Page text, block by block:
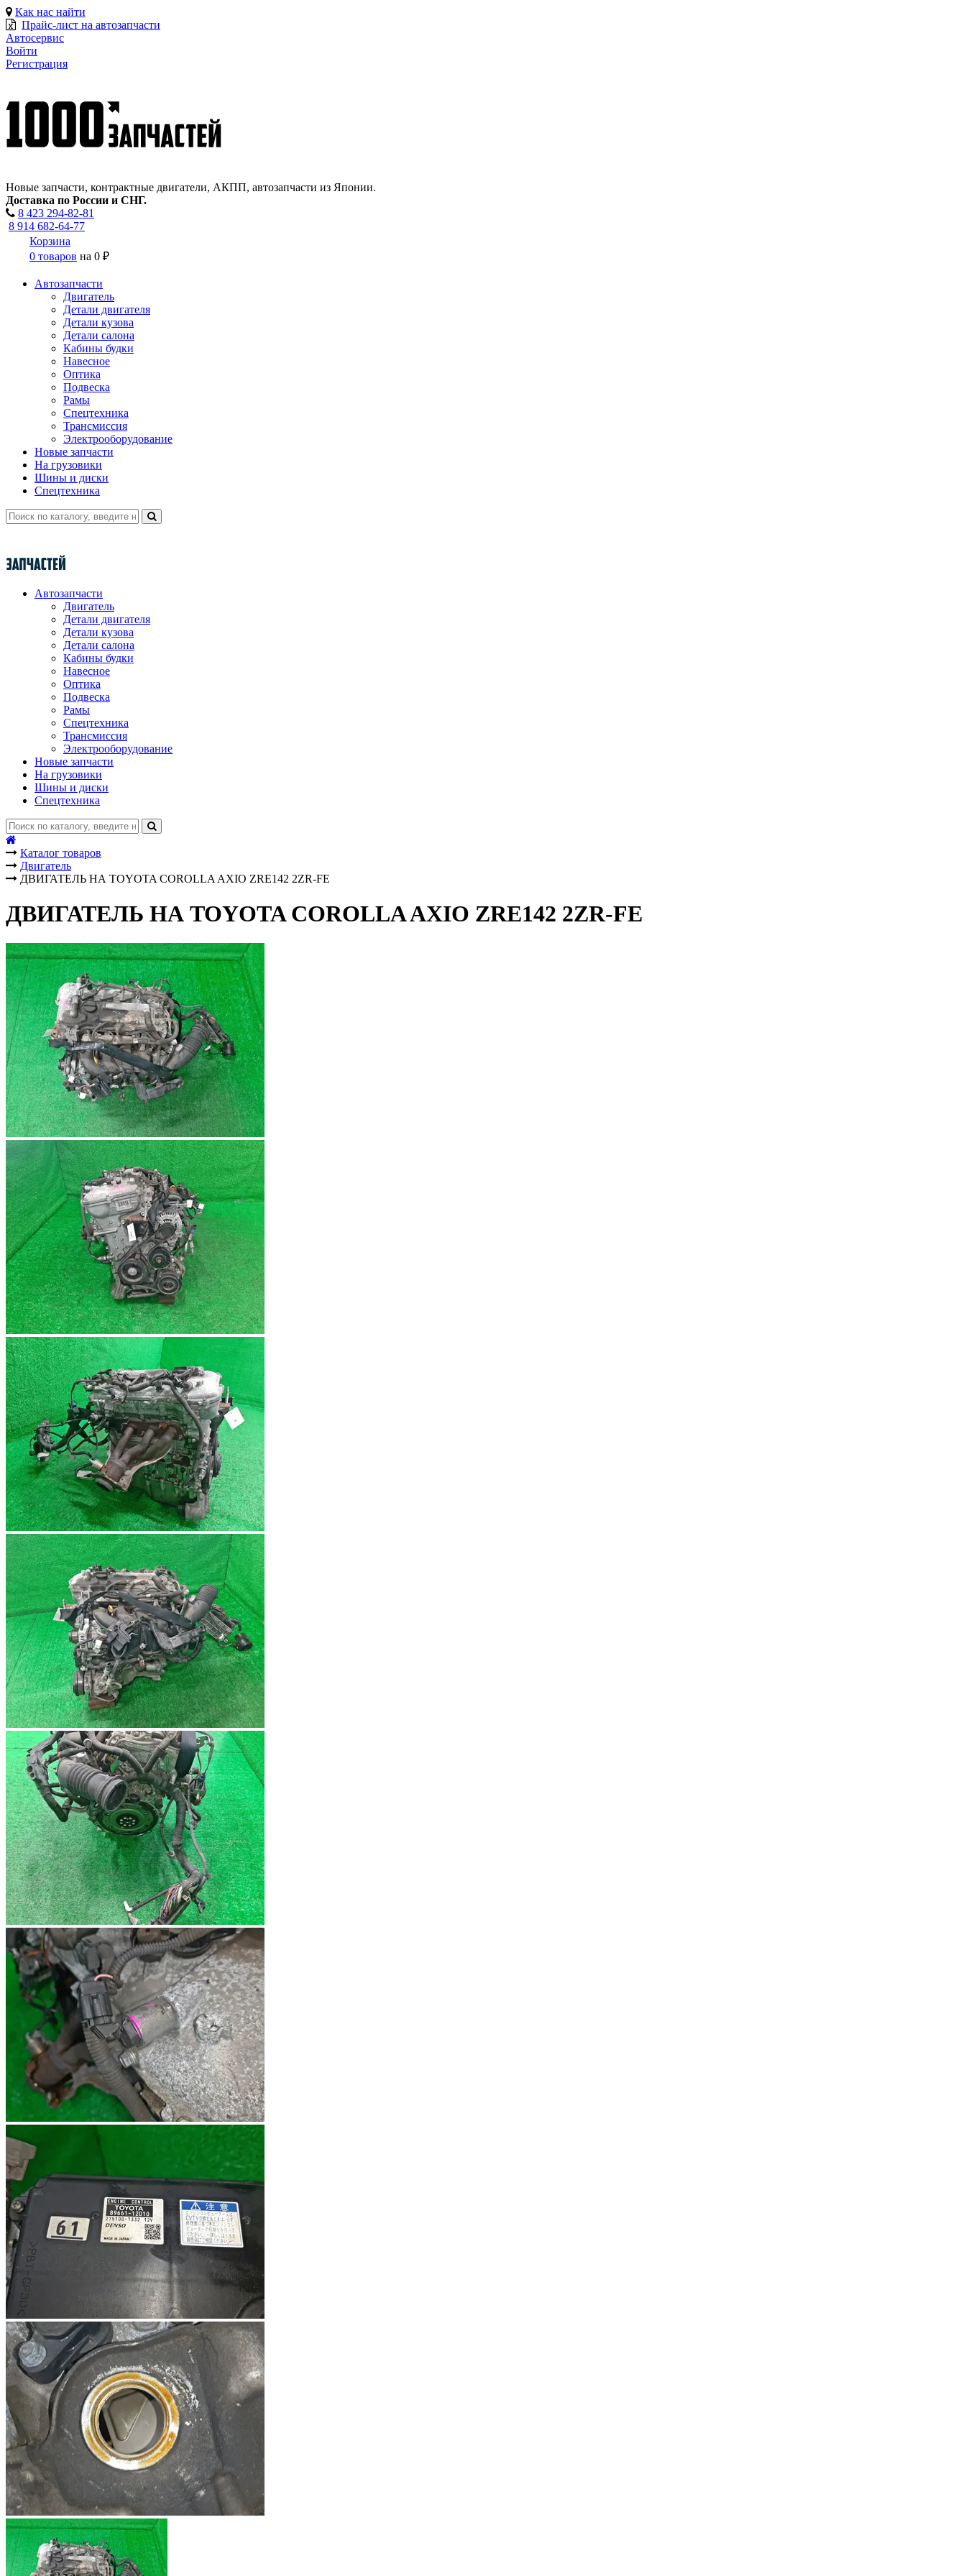
Как нас найти
Прайс-лист на автозапчасти
Автосервис
Войти
Регистрация
Новые запчасти, контрактные двигатели, АКПП, автозапчасти из Японии.
Доставка по России и СНГ.
8 423 294-82-81
8 914 682-64-77
Корзина
0 товаров на 0 ₽
Автозапчасти
Двигатель
Детали двигателя
Детали кузова
Детали салона
Кабины будки
Навесное
Оптика
Подвеска
Рамы
Спецтехника
Трансмиссия
Электрооборудование
Новые запчасти
На грузовики
Шины и диски
Спецтехника
Автозапчасти
Двигатель
Детали двигателя
Детали кузова
Детали салона
Кабины будки
Навесное
Оптика
Подвеска
Рамы
Спецтехника
Трансмиссия
Электрооборудование
Новые запчасти
На грузовики
Шины и диски
Спецтехника
Каталог товаров
Двигатель
ДВИГАТЕЛЬ НА TOYOTA COROLLA AXIO ZRE142 2ZR-FE
ДВИГАТЕЛЬ НА TOYOTA COROLLA AXIO ZRE142 2ZR-FE